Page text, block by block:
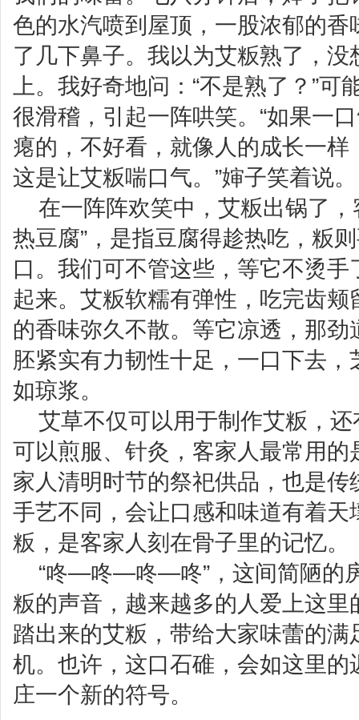
色的水汽喷到屋顶，一股浓郁的香
了几下鼻子。我以为艾粄熟了，
上。我好奇地问：“不是熟了？”可
很滑稽，引起一阵哄笑。“如果一
瘪的，不好看，就像人的成长一
这是让艾粄喘口气。”婶子笑着说。
在一阵阵欢笑中，艾粄出锅了
热豆腐”，是指豆腐得趁热吃，粄
口。我们可不管这些，等它不烫
起来。艾粄软糯有弹性，吃完齿
的香味弥久不散。等它凉透，那
胚紧实有力韧性十足，一口下去
如琼浆。
艾草不仅可以用于制作艾粄，
可以煎服、针灸，客家人最常用的
家人清明时节的祭祀供品，也是
手艺不同，会让口感和味道有着天
粄，是客家人刻在骨子里的记忆。
“咚—咚—咚—咚”，这间简陋的
粄的声音，越来越多的人爱上这里
踏出来的艾粄，带给大家味蕾的
机。也许，这口石碓，会如这里的
庄一个新的符号。